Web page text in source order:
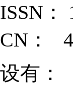
ISSN：
CN：
设有：